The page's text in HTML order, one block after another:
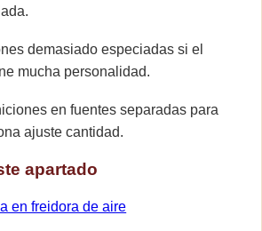
demasiado especiadas si el
mucha personalidad.
en fuentes separadas para
ajuste cantidad.
apartado
en freidora de aire